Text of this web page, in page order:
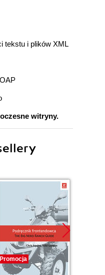
tekstu i plików XML
witryny.
Promocja